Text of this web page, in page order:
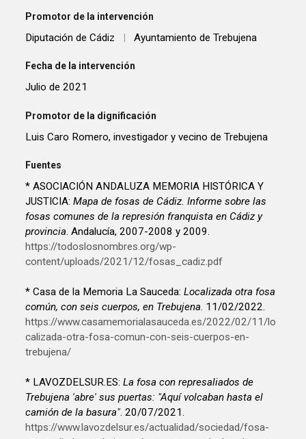
Promotor de la intervención
Diputación de Cádiz | Ayuntamiento de Trebujena
Fecha de la intervención
Julio de 2021
Promotor de la dignificación
Luis Caro Romero, investigador y vecino de Trebujena
Fuentes
* ASOCIACIÓN ANDALUZA MEMORIA HISTÓRICA Y
JUSTICIA:Mapa de fosas de Cádiz. Informe sobre las
fosas comunes de la represión franquista en Cádiz y
provincia. Andalucía, 2007-2008 y 2009.
https://todoslosnombres.org/wp-
content/uploads/2021/12/fosas_cadiz.pdf
* Casa de la Memoria La Sauceda:Localizada otra fosa
común, con seis cuerpos, en Trebujena. 11/02/2022.
https://www.casamemorialasauceda.es/2022/02/11/lo
calizada-otra-fosa-comun-con-seis-cuerpos-en-
trebujena/
* LAVOZDELSUR.ES:La fosa con represaliados de
Trebujena 'abre' sus puertas: "Aquí volcaban hasta el
camión de la basura". 20/07/2021.
https://www.lavozdelsur.es/actualidad/sociedad/fosa-